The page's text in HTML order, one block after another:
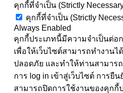
คุกกี้ที่จำเป็น (Strictly
คุกกี้ที่จำเป็น (Strictly
Always Enabled
คุกกี้ประเภทนี้มีความจำเป็นต่อ
เพื่อให้เว็บไซต์สามารถทำงานไ
ปลอดภัย และทำให้ท่านสามารถ
การ log in เข้าสู่เว็บไซต์ การยื
สามารถปิดการใช้งานของคุกกี้